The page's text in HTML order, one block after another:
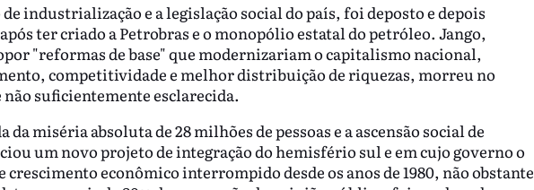
industrialização e a legislação social do país, foi deposto e depois
ter criado a Petrobras e o monopólio estatal do petróleo. Jango,
"reformas de base" que modernizariam o capitalismo nacional,
competitividade e melhor distribuição de riquezas, morreu no
suficientemente esclarecida.
miséria absoluta de 28 milhões de pessoas e a ascensão social de
um novo projeto de integração do hemisfério sul e em cujo governo o
crescimento econômico interrompido desde os anos de 1980, não obstante